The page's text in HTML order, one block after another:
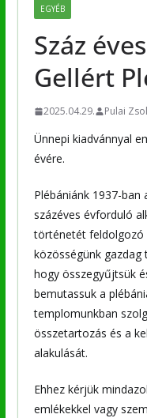
EGYÉB
Száz
Gellért
2025.04.29. Pulai
Ünnepi kiadvánnyal
évére.
Plébániánk 1937-
százéves évforduló
történetét feldolgozó
közösségünk
hogy összegyűjtsük
bemutassuk a
templomunkban
összetartozás és a
alakulását.
Ehhez kérjük
emlékekkel vagy